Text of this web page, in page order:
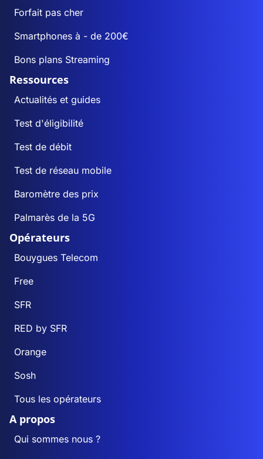
Forfait pas cher
Smartphones à - de 200€
Bons plans Streaming
Ressources
Actualités et guides
Test d'éligibilité
Test de débit
Test de réseau mobile
Baromètre des prix
Palmarès de la 5G
Opérateurs
Bouygues Telecom
Free
SFR
RED by SFR
Orange
Sosh
Tous les opérateurs
A propos
Qui sommes nous ?